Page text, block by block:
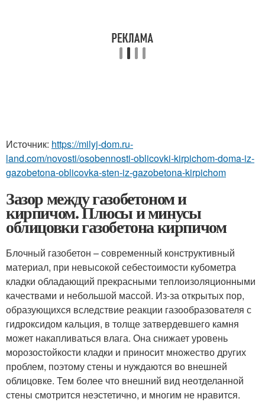
Источник: https://milyj-dom.ru-
land.com/novosti/osobennosti-oblicovki-kirpichom-doma-iz-
gazobetona-oblicovka-sten-iz-gazobetona-kirpichom
Зазор между газобетоном и
кирпичом. Плюсы и минусы
облицовки газобетона кирпичом
Блочный газобетон – современный конструктивный
материал, при невысокой себестоимости кубометра
кладки обладающий прекрасными теплоизоляционными
качествами и небольшой массой. Из-за открытых пор,
образующихся вследствие реакции газообразователя с
гидроксидом кальция, в толще затвердевшего камня
может накапливаться влага. Она снижает уровень
морозостойкости кладки и приносит множество других
проблем, поэтому стены и нуждаются во внешней
облицовке. Тем более что внешний вид неотделанной
стены смотрится неэстетично, и многим не нравится.